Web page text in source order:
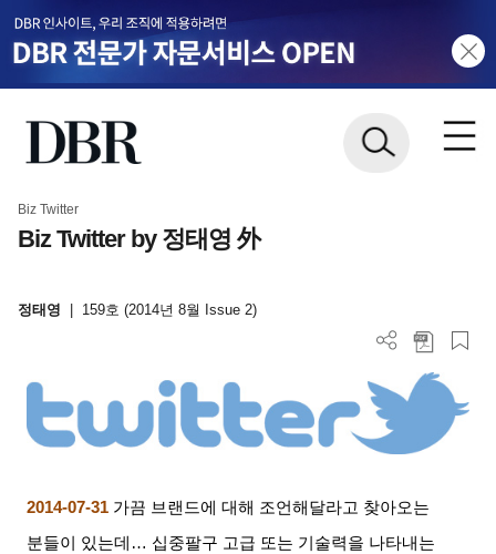
Biz Twitter
Biz Twitter by 정태영 外
정태영 159호 (2014년 8월 Issue 2)
2014-07-31 가끔 브랜드에 대해 조언해달라고 찾아오는
분들이 있는데 … 십중팔구 고급 또는 기술력을 나타내는